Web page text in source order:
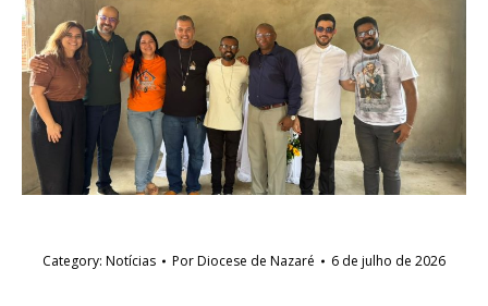
Category: Notícias PorDiocese de Nazaré 6 de julho de 2026